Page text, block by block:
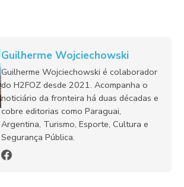
Guilherme Wojciechowski
Guilherme Wojciechowski é colaborador
do H2FOZ desde 2021. Acompanha o
noticiário da fronteira há duas décadas e
cobre editorias como Paraguai,
Argentina, Turismo, Esporte, Cultura e
Segurança Pública.